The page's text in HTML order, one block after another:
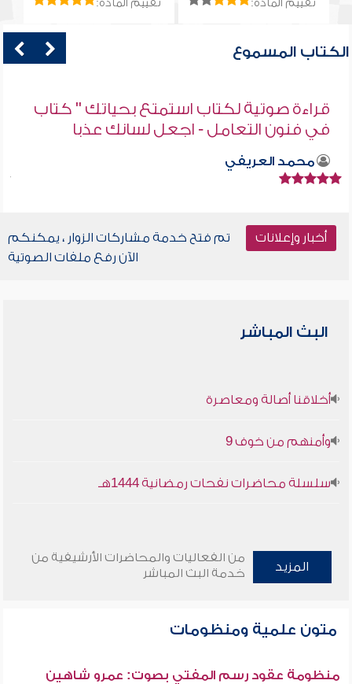
تقييم المادة: تقييم المادة:
الكتاب المسموع
قراءة صوتية لكتاب استمتع بحياتك " كتاب
في فنون التعامل - اجعل لسانك عذبا
محمد العريفي
أخبار وإعلانات
تم فتح خدمة مشاركات الزوار ، يمكنكم
الآن رفع ملفات الصوتية
البث المباشر
أخلاقنا أصالة ومعاصرة
وأمنهم من خوف 9
سلسلة محاضرات نفحات رمضانية 1444هـ
المزيد
من الفعاليات والمحاضرات الأرشيفية من
خدمة البث المباشر
متون علمية ومنظومات
منظومة عقود رسم المفتي بصوت: عمرو شاهين